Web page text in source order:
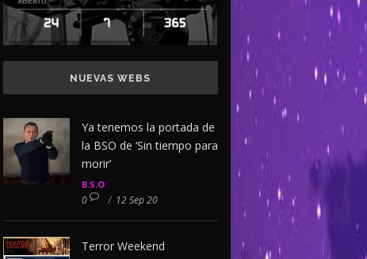
NUEVAS WEBS
Ya tenemos la portada de
la BSO de ‘Sin tiempo para
morir’
B.S.O
0 / 12 Sep 20
Terror Weekend